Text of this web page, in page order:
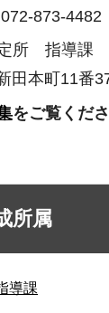
873-
所 指導課
田本町11番
をご覧くださ
所属
導課